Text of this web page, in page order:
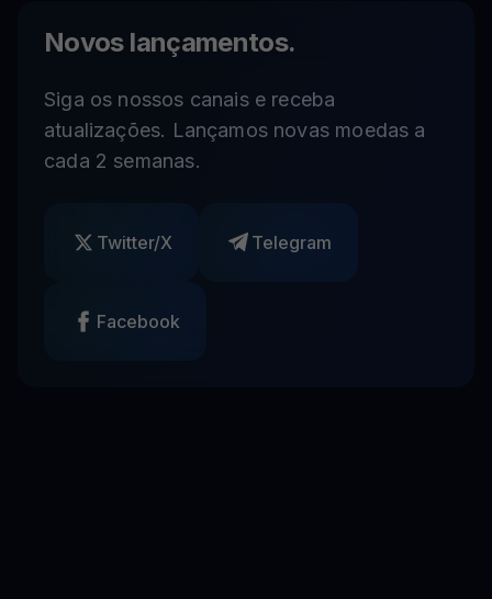
Novos lançamentos.
Siga os nossos canais e receba
atualizações. Lançamos novas moedas a
cada 2 semanas.
Twitter/X Telegram
Facebook